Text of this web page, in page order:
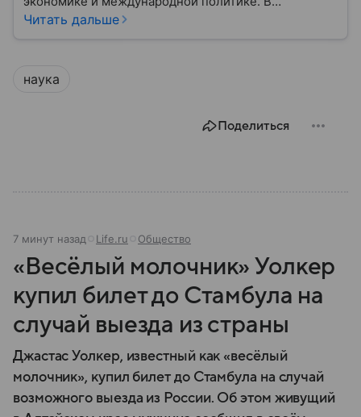
материале — основные сведения об этой стране.
Читать дальше
наука
Поделиться
7 минут назад Life.ru Общество
«Весёлый молочник» Уолкер
купил билет до Стамбула на
случай выезда из страны
Джастас Уолкер, известный как «весёлый
молочник», купил билет до Стамбула на случай
возможного выезда из России. Об этом живущий